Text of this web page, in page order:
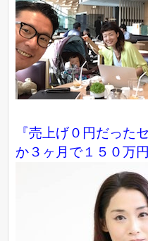
『売上げ０円だった
か３ヶ月で１５０万